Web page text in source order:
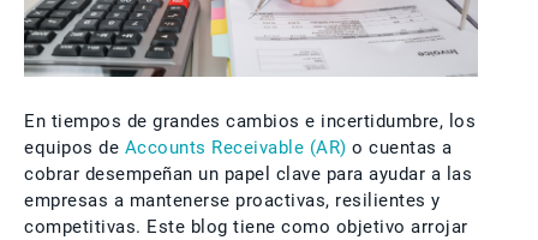
En tiempos de grandes cambios e incertidumbre, los
equipos de Accounts Receivable (AR) o cuentas a
cobrar desempeñan un papel clave para ayudar a las
empresas a mantenerse proactivas, resilientes y
competitivas. Este blog tiene como objetivo arrojar